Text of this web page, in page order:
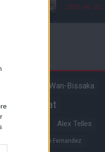
2023. okt. 22.
Aaron Wan-Bissaka
csapat
Garnacho Alex Telles
Alvaro Fernandez